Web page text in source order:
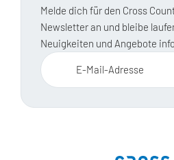
Melde dich für den Cross
Newsletter an und bleibe
Neuigkeiten und Angebote
E-Mail-Adresse